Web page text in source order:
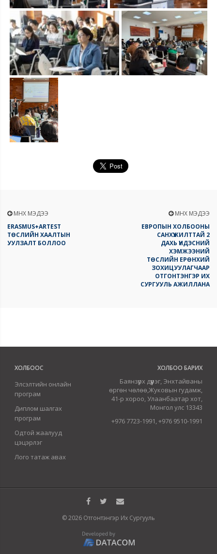
ӨМНӨХ МЭДЭЭ
ERASMUS+ARTEST
ТӨСЛИЙН ХААЛТЫН
УУЛЗАЛТ БОЛЛОО
ӨМНӨХ МЭДЭЭ
ЕВРОПЫН ХОЛБООНЫ
САНХҮҮЖИЛТТАЙ 2
ДАХЬ ҮНДЭСНИЙ
ХЭМЖЭЭНИЙ
ТӨСЛИЙН ЕРӨНХИЙ
ЗОХИЦУУЛАГЧААР
ОТГОНТЭНГЭР ИХ
СУРГУУЛЬ АЖИЛЛАНА
ХОЛБООС
Элсэлтийн онлайн
програм
Диплом шалгах
програм
Одтой жаалууд
цэцэрлэг
Лого татаж авах
ХОЛБОО БАРИХ
Баянзүрх дүүрэг, Энхтайваны
өргөн чөлөө,Жуковын гудамж,
41-р хороо, Улаанбаатар хот,
Монгол улс 13343
+976 7723-1991, +976 9510-1991
© 2026 Отгонтэнгэр Их Сургууль